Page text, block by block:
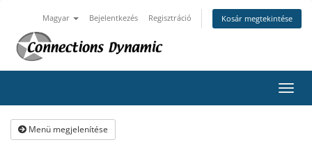
Magyar Bejelentkezés Regisztráció Kosár megtekintése
a
Menü megjelenítése